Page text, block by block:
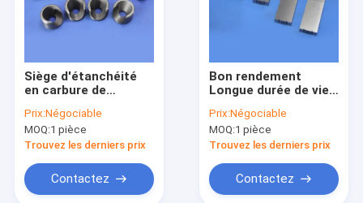
Siège d'étanchéité
en carbure de
latérale
personnalisée avec
surface polie et
l'usure
Prix:Négociable
MOQ:1 pièce
Trouvez les derniers prix
Contactez
Bon rendement
Longue durée de vie
tungstène
Prix:Négociable
MOQ:1 pièce
Trouvez les derniers prix
Contactez